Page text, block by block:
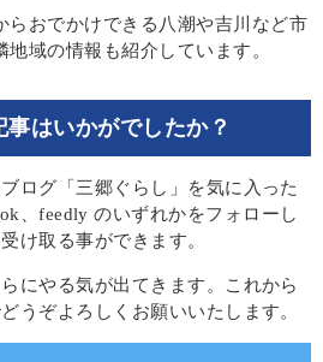
らおでかけできる八潮や吉川など市
地域の情報も紹介しています。
はいかがでしたか？
ログ「三郷ぐらし」を気に入った
、feedly のいずれかをフォローし
け取る事ができます。
にやる気が出てきます。これから
うぞよろしくお願いいたします。